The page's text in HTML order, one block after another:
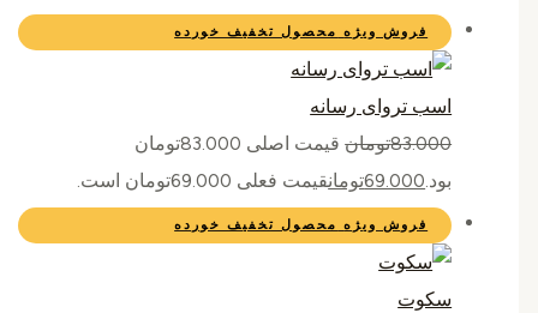
فروش ویژه محصول تخفیف خورده
اسب تروای رسانه
83.000تومان
قیمت اصلی 83.000تومان
69.000تومانقیمت فعلی 69.000تومان است.
فروش ویژه محصول تخفیف خورده
سکوت